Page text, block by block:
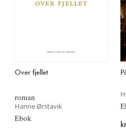
Over fjellet
roman
Hanne Ørstavik
Ebok